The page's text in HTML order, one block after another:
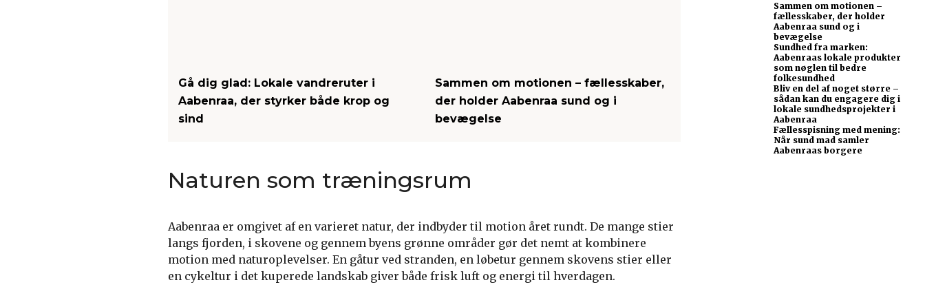
Gå dig glad: Lokale vandreruter i
Aabenraa, der styrker både krop og
sind
Sammen om motionen – fællesskaber,
der holder Aabenraa sund og i
bevægelse
Naturen som træningsrum
Aabenraa er omgivet af en varieret natur, der indbyder til motion året rundt. De mange stier
langs fjorden, i skovene og gennem byens grønne områder gør det nemt at kombinere
motion med naturoplevelser. En gåtur ved stranden, en løbetur gennem skovens stier eller
en cykeltur i det kuperede landskab giver både frisk luft og energi til hverdagen.
Sammen om motionen –
fællesskaber, der holder
Aabenraa sund og i
bevægelse
Sundhed fra marken:
Aabenraas lokale produkter
som nøglen til bedre
folkesundhed
Bliv en del af noget større –
sådan kan du engagere dig i
lokale sundhedsprojekter i
Aabenraa
Fællesspisning med mening:
Når sund mad samler
Aabenraas borgere